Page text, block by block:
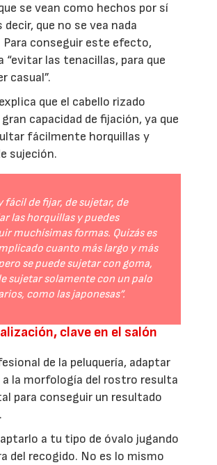
se vean como hechos por sí
que no se vea nada
Para conseguir este efecto,
“evitar las tenacillas, para que
casual”.
que el cabello rizado
capacidad de fijación, ya que
fácilmente horquillas y
sujeción.
fácil de fijar, de sujetar, de
las horquillas y puedes
muchísimas formas. Quizás es
cuanto más largo y más
se puede sujetar con goma,
sujetar solamente con un palo
como las japonesas”.
clave en el salón
de la peluquería, adaptar
a la morfología del rostro resulta
para conseguir un resultado
a tu tipo de óvalo jugando
del recogido. No es lo mismo